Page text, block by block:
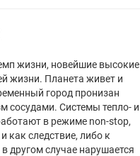
жизни, новейшие высокие
жизни. Планета живет и
город пронизан
сосудами. Системы тепло- и
в режиме non-stop,
как следствие, либо к
другом случае нарушается